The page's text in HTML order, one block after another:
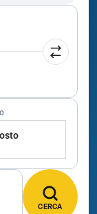
CERCA